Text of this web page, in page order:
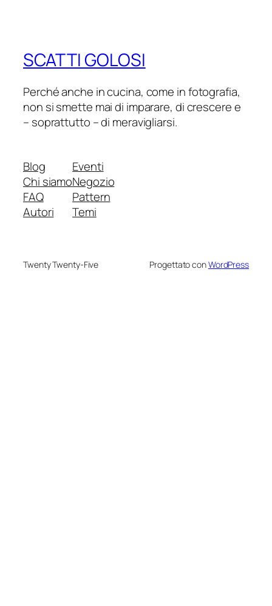
SCATTI GOLOSI
Perché anche in cucina, come in fotografia,
non si smette mai di imparare, di crescere e
– soprattutto – di meravigliarsi.
Blog
Chi siamo
FAQ
Autori
Eventi
Negozio
Pattern
Temi
Twenty Twenty-Five Progettato conWordPress